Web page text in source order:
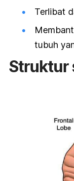
Terlibat
tubuh
Struktur